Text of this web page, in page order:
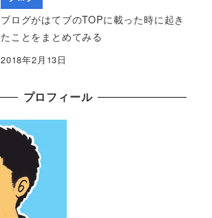
ブログがはてブのTOPに載った時に起き
たことをまとめてみる
2018年2月13日
プロフィール